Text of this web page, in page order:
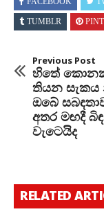
FACEBOOK
TUMBLR
Previous Post
හිතේ
තියන සැකය
ඔබේ
අතර මඟදී බිඳ
වැටෙයිද
RELATED